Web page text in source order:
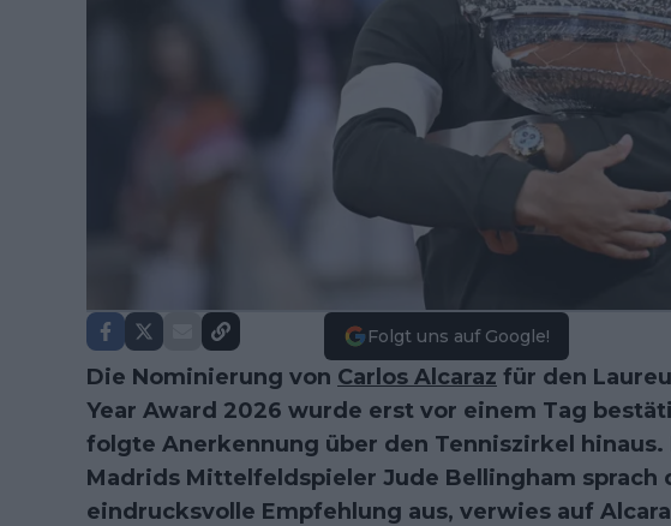
Folgt uns auf Google!
Die Nominierung von Carlos Alcaraz für den
Year Award 2026 wurde erst vor einem Tag
folgte Anerkennung über den Tenniszirkel hinaus.
Madrids Mittelfeldspieler Jude Bellingham sprach
eindrucksvolle Empfehlung aus, verwies auf